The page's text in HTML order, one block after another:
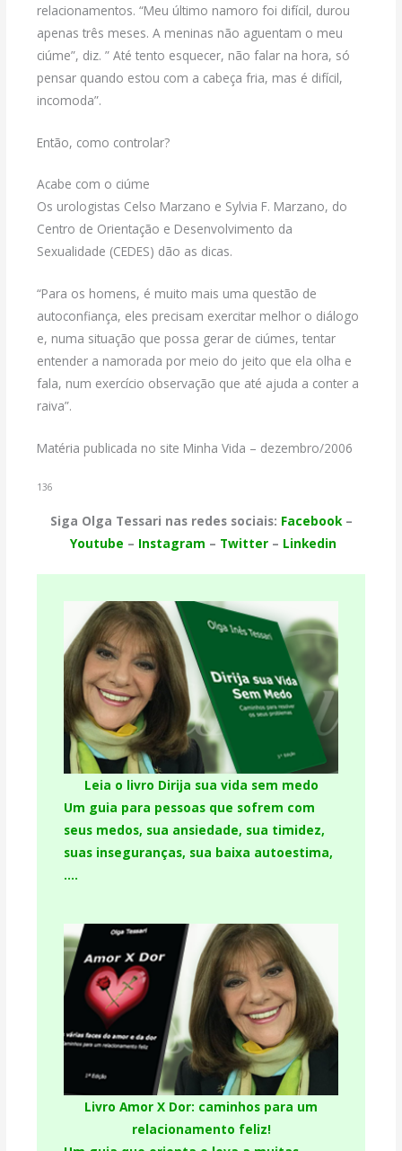
relacionamentos. “Meu último namoro foi difícil, durou
apenas três meses. A meninas não aguentam o meu
ciúme”, diz. ” Até tento esquecer, não falar na hora, só
pensar quando estou com a cabeça fria, mas é difícil,
incomoda”.
Então, como controlar?
Acabe com o ciúme
Os urologistas Celso Marzano e Sylvia F. Marzano, do
Centro de Orientação e Desenvolvimento da
Sexualidade (CEDES) dão as dicas.
“Para os homens, é muito mais uma questão de
autoconfiança, eles precisam exercitar melhor o diálogo
e, numa situação que possa gerar de ciúmes, tentar
entender a namorada por meio do jeito que ela olha e
fala, num exercício observação que até ajuda a conter a
raiva”.
Matéria publicada no site Minha Vida – dezembro/2006
136
Siga Olga Tessari nas redes sociais: Facebook–
Youtube – Instagram – Twitter– Linkedin
Leia o livro Dirija sua vida sem medo
Um guia para pessoas que sofrem com
seus medos, sua ansiedade, sua timidez,
suas inseguranças, sua baixa autoestima,
….
Livro Amor X Dor: caminhos para um
relacionamento feliz!